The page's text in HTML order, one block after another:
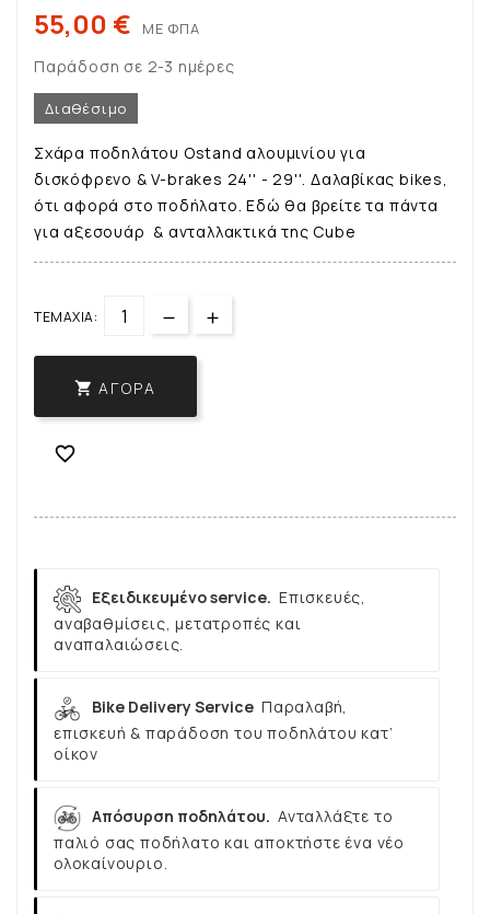
55,00 € ΜΕ ΦΠΑ
Παράδοση σε 2-3 ημέρες
Διαθέσιμο
Σχάρα ποδηλάτου Ostand αλουμινίου για
δισκόφρενο & V-brakes 24'' - 29''. Δαλαβίκας bikes,
ότι αφορά στο ποδήλατο. Εδώ θα βρείτε τα πάντα
για αξεσουάρ & ανταλλακτικά της Cube
ΤΕΜΆΧΙΑ:
 ΑΓΟΡΆ

Εξειδικευμένο service. Επισκευές,
αναβαθμίσεις, μετατροπές και
αναπαλαιώσεις.
Bike Delivery Service Παραλαβή,
επισκευή & παράδοση του ποδηλάτου κατ’
οίκον
Απόσυρση ποδηλάτου. Ανταλλάξτε το
παλιό σας ποδήλατο και αποκτήστε ένα νέο
ολοκαίνουριο.